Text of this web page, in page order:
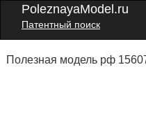
PoleznayaModel.ru
Патентный поиск
Полезная модель рф